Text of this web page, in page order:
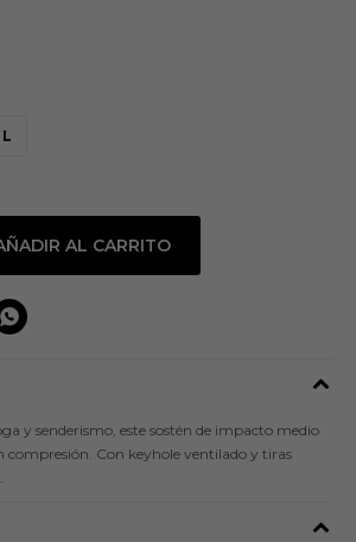
L
AL CARRITO

y senderismo, este sostén de impacto medio
compresión. Con keyhole ventilado y tiras